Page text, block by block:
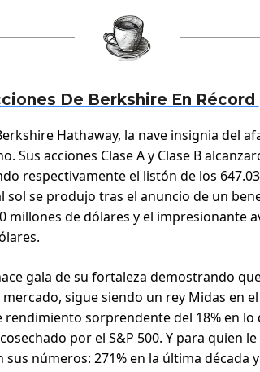
De Berkshire En Récord
Hathaway, la nave insignia del
Sus acciones Clase A y Clase B
respectivamente el listón de los
sol se produjo tras el anuncio de un
millones de dólares y el impresionante
gala de su fortaleza demostrando
sigue siendo un rey Midas en
rendimiento sorprendente del 18% en lo
por el S&P 500. Y para quien
sus números: 271% en la última década